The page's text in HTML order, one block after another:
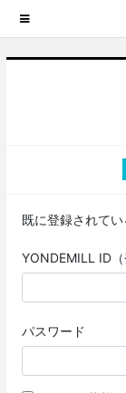
既に登録されてい
YONDEMILL ID（
パスワード